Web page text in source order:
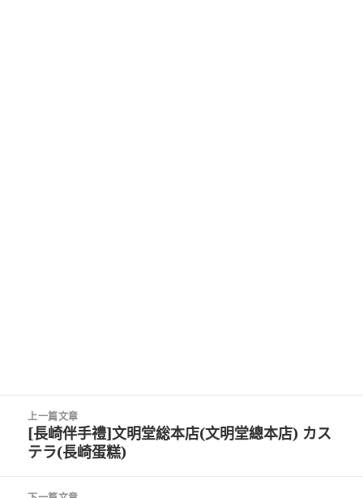
上一篇文章
上
一
文
[長崎伴手禮]文明堂総本店(文明堂總本店) カス
テラ(長崎蛋糕)